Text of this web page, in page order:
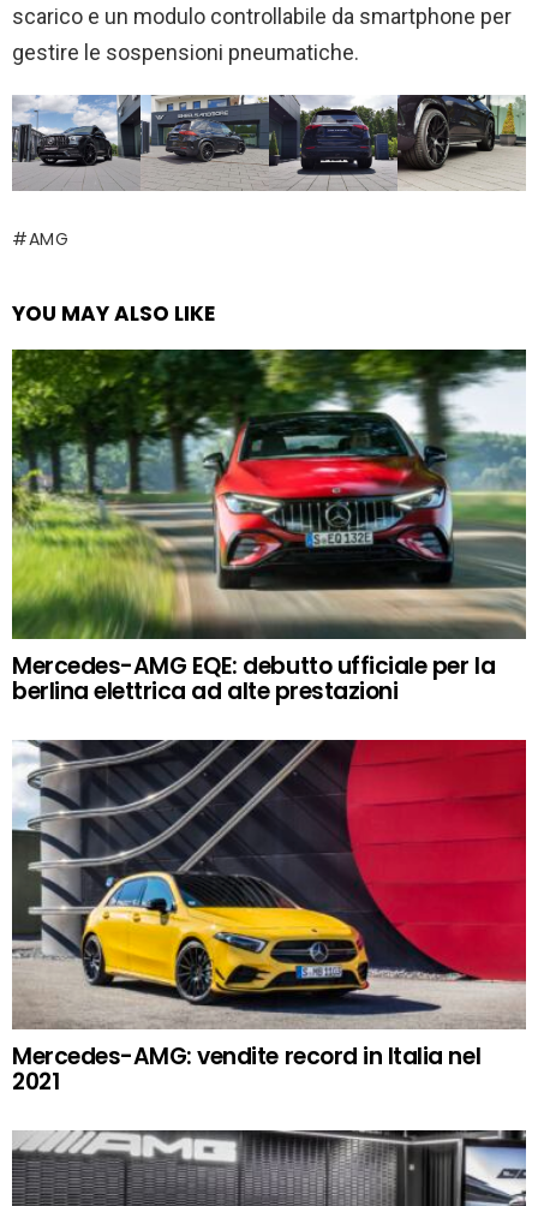
scarico e un modulo controllabile da smartphone per
gestire le sospensioni pneumatiche.
AMG
YOU MAY ALSO LIKE
Mercedes-AMG EQE: debutto ufficiale per la
berlina elettrica ad alte prestazioni
Mercedes-AMG: vendite record in Italia nel
2021